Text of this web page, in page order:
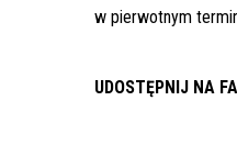
w pierwotnym
UDOSTĘPNIJ NA